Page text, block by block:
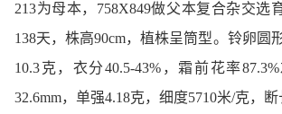
213为母本，758X849做父本复合杂交选
138天，株高90cm，植株呈筒型。铃卵圆
10.3克，衣分40.5-43%，霜前花率
32.6mm，单强4.18克，细度5710米/克，